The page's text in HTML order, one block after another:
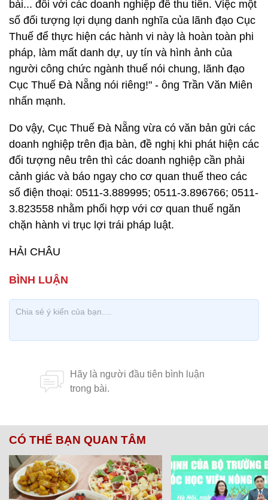
bài... đối với các doanh nghiệp để thu tiền. Việc một
số đối tượng lợi dụng danh nghĩa của lãnh đạo Cục
Thuế để thực hiện các hành vi này là hoàn toàn phi
pháp, làm mất danh dự, uy tín và hình ảnh của
người công chức ngành thuế nói chung, lãnh đạo
Cục Thuế Đà Nẵng nói riêng!" - ông Trần Văn Miên
nhấn mạnh.
Do vậy, Cục Thuế Đà Nẵng vừa có văn bản gửi các
doanh nghiệp trên địa bàn, đề nghị khi phát hiện các
đối tượng nêu trên thì các doanh nghiệp cần phải
cảnh giác và báo ngay cho cơ quan thuế theo các
số điện thoại: 0511-3.889995; 0511-3.896766; 0511-
3.823558 nhằm phối hợp với cơ quan thuế ngăn
chặn hành vi trục lợi trái pháp luật.
HẢI CHÂU
CÓ THỂ BẠN QUAN TÂM